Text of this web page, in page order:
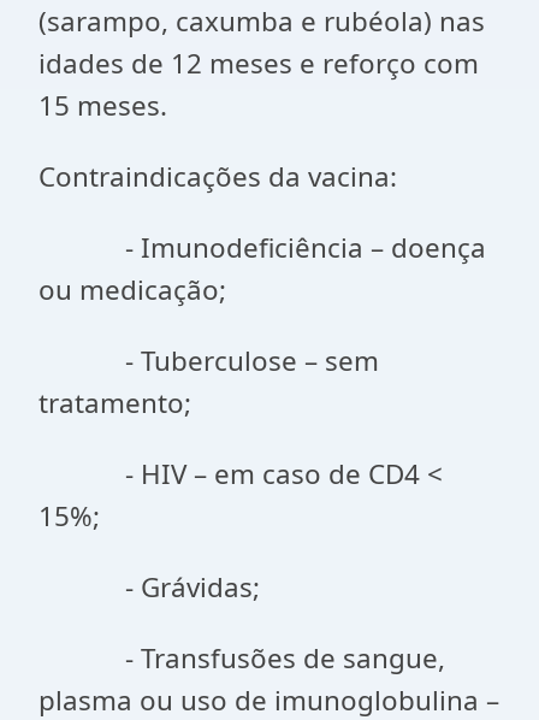
(sarampo, caxumba e rubéola) nas
idades de 12 meses e reforço com
15 meses.
Contraindicações da vacina:
- Imunodeficiência – doença
ou medicação;
- Tuberculose – sem
tratamento;
- HIV – em caso de CD4 <
15%;
- Grávidas;
- Transfusões de sangue,
plasma ou uso de imunoglobulina –